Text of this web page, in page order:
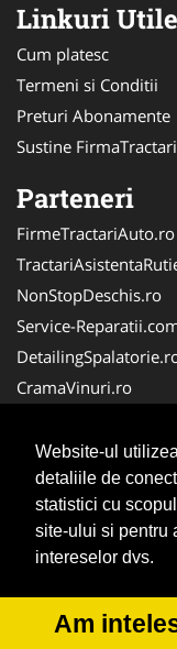
Website-ul
detaliile de
statistici cu
site-ului si pentru
intereselor dvs.
Am
Linkuri Utile
Cum platesc
Termeni si Conditii
Preturi Abonamente
Sustine
Parteneri
FirmeTractariAuto.ro
NonStopDeschis.ro
Service-
CramaVinuri.ro
FirmaPieseAuto.ro
Anvelope-Sh.com
CentruInchirieri.ro
CuratareHota.com